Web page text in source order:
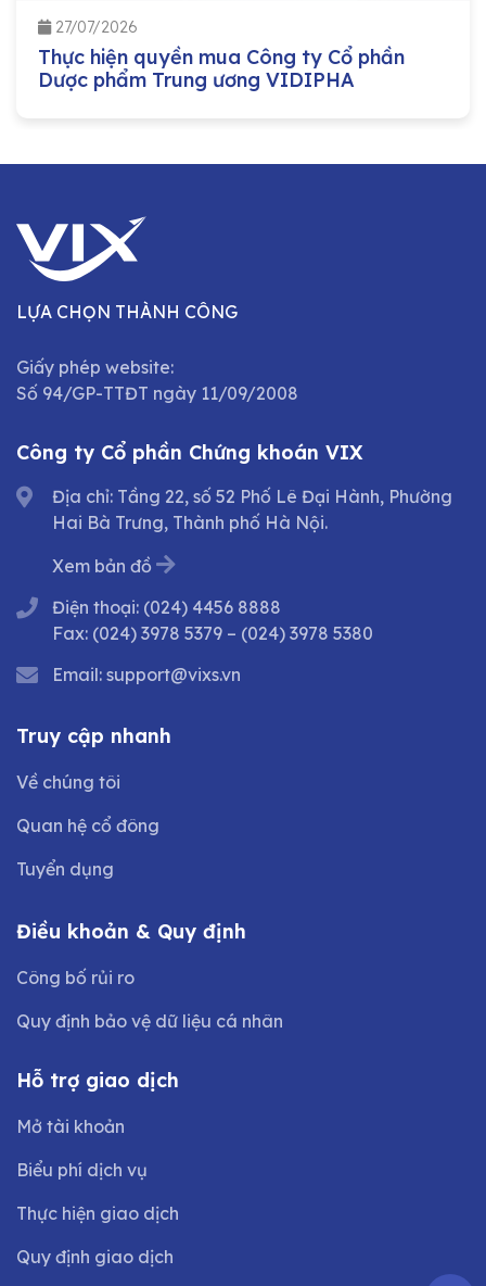
27/07/2026
Thực hiện quyền mua Công ty Cổ phần
Dược phẩm Trung ương VIDIPHA
LỰA CHỌN THÀNH CÔNG
Giấy phép website:
Số 94/GP-TTĐT ngày 11/09/2008
Công ty Cổ phần Chứng khoán VIX
Địa chỉ: Tầng 22, số 52 Phố Lê Đại Hành, Phường
Hai Bà Trưng, Thành phố Hà Nội.
Xem bản đồ
Điện thoại: (024) 4456 8888
Fax: (024) 3978 5379 – (024) 3978 5380
Email: support@vixs.vn
Truy cập nhanh
Về chúng tôi
Quan hệ cổ đông
Tuyển dụng
Điều khoản & Quy định
Công bố rủi ro
Quy định bảo vệ dữ liệu cá nhân
Hỗ trợ giao dịch
Mở tài khoản
Biểu phí dịch vụ
Thực hiện giao dịch
Quy định giao dịch